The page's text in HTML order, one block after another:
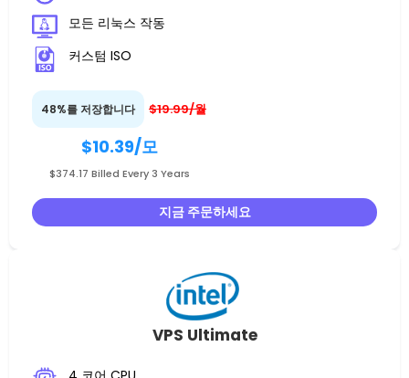
모든 리눅스 작동
커스텀 ISO
48%를 저장합니다 $19.99/월
$10.39/모
$374.17 Billed Every 3 Years
지금 주문하세요
VPS Ultimate